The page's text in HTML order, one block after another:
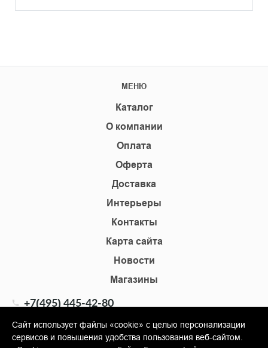
МЕНЮ
Каталог
О компании
Оплата
Оферта
Доставка
Интерьеры
Контакты
Карта сайта
Новости
Магазины
+7(495) 445-42-80
info@shopkm.ru
Сайт использует файлы «cookie» с целью персонализации
сервисов и повышения удобства пользования веб-сайтом.